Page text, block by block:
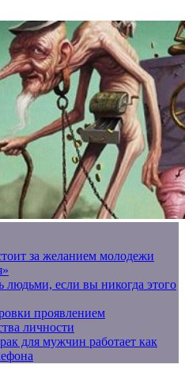
за желанием молодежи
людьми, если вы никогда этого
проявлением
личности
для мужчин работает как